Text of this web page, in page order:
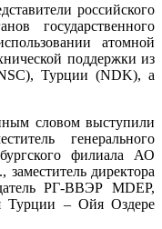
российского
государственного
атомной
поддержки из
Турции (NDK), а
словом выступили
генерального
филиала АО
директора
РГ-ВВЭР MDEP,
Турции – Ойя Оздере